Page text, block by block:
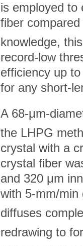
is employed to
fiber
knowledge,
record-low
efficiency up
for any short-
A 68-μm-
the LHPG
crystal with a
crystal fiber
and 320 μm
with 5-mm/min
diffuses
redrawing to